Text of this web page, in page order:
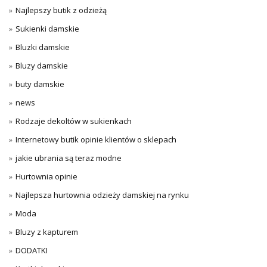
Najlepszy butik z odzieżą
Sukienki damskie
Bluzki damskie
Bluzy damskie
buty damskie
news
Rodzaje dekoltów w sukienkach
Internetowy butik opinie klientów o sklepach
jakie ubrania są teraz modne
Hurtownia opinie
Najlepsza hurtownia odzieży damskiej na rynku
Moda
Bluzy z kapturem
DODATKI